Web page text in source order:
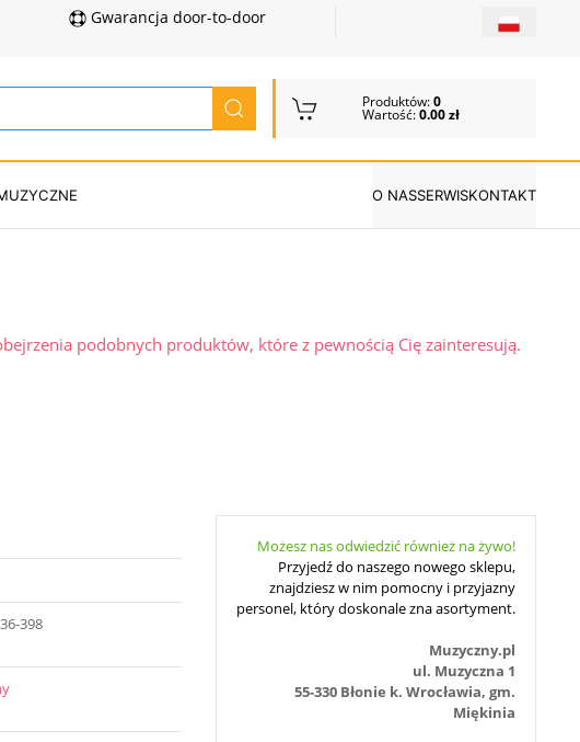
Gwarancja door-to-door
Produktów:0
Wartość:0.00 zł
O NASSERWISKONTAKT
podobnych produktów, które z pewnością Cię zainteresują.
398
Możesz nas odwiedzić również na żywo!
Przyjedź do naszego nowego sklepu,
znajdziesz w nim pomocny i przyjazny
personel, który doskonale zna asortyment.
Muzyczny.pl
ul. Muzyczna 1
55-330 Błonie k. Wrocławia, gm.
Miękinia